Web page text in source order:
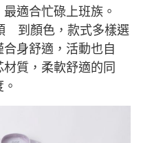
適合忙碌上班族。
到顏色，款式多樣選
身舒適，活動也自
質，柔軟舒適的同